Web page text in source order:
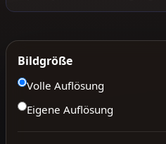
Bildgröße
Volle Auflösung
Eigene Auflösung